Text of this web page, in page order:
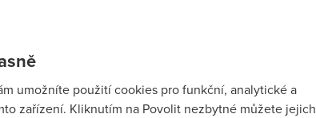
za druhým. Státní správa je
na dvacetikilového staříka, kterak
dnešní technologie. Kopírka
firmy ji užijete? Podívejme se na
umožníte použití cookies pro funkční, analytické a
zařízení. Kliknutím na Povolit nezbytné můžete jejich